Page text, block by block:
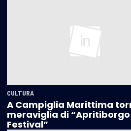
CULTURA
A Campiglia Marittima
meraviglia di
Festival”